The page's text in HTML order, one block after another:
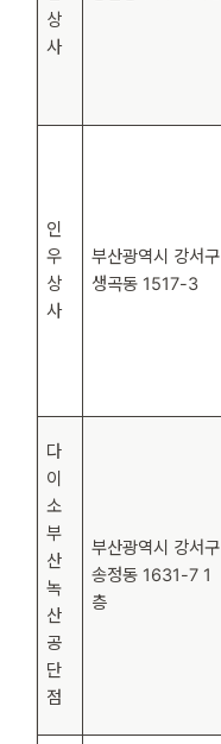
상
사
인
우
상
사
부산광역시 강서구
생곡동 1517-3
다
이
소
부
산
녹
산
공
단
점
부산광역시 강서구
송정동 1631-7 1
층